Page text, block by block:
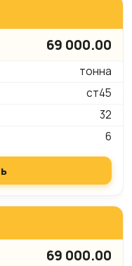
69 000.00
тонна
ст45
32
6
69 000.00